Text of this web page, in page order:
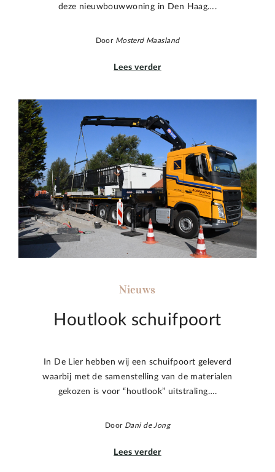
deze nieuwbouwwoning in Den Haag….
Door Mosterd Maasland
Lees verder
Nieuws
Houtlook schuifpoort
In De Lier hebben wij een schuifpoort geleverd
waarbij met de samenstelling van de materialen
gekozen is voor “houtlook” uitstraling….
Door Dani de Jong
Lees verder